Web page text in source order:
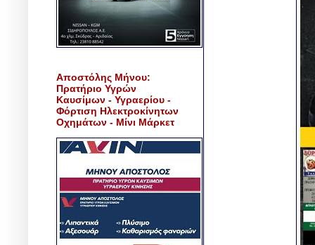
Αποστόλης Μήνου:
Πρατήριο Υγρών
Καυσίμων - Υγραερίου -
Φόρτιση Ηλεκτροκίνητων
Οχημάτων - Μίνι Μάρκετ